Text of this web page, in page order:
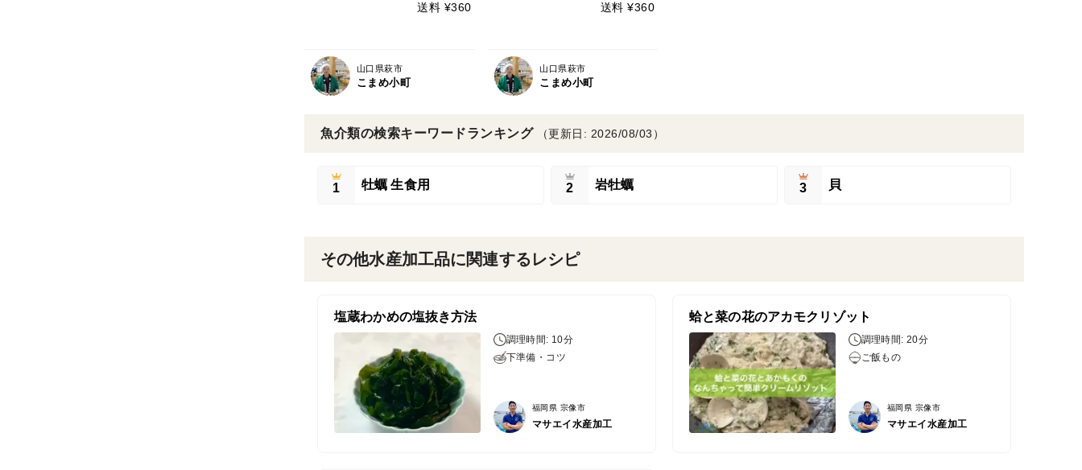
送料 ¥360
山口県萩市
こまめ小町
送料 ¥360
山口県萩市
こまめ小町
魚介類の検索キーワードランキング （更新日: 2026/08/03）
1 牡蠣 生食用 2 岩牡蠣 3 貝
その他水産加工品に関連するレシピ
塩蔵わかめの塩抜き方法
調理時間: 10分
下準備・コツ
福岡県 宗像市
マサエイ水産加工
蛤と菜の花のアカモクリゾット
調理時間: 20分
ご飯もの
福岡県 宗像市
マサエイ水産加工